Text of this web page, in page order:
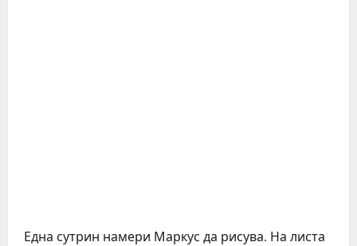
Една сутрин намери Маркус да рисува. На листа